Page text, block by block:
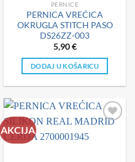
PERNICE
PERNICA VREĆICA
OKRUGLA STITCH PASO
DS26ZZ-003
5,90€
DODAJ U KOŠARICU
AKCIJA